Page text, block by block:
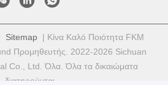
Sitemap| Κίνα Καλό Ποιότητα FKM
Προμηθευτής. 2022-2026 Sichuan
Co., Ltd. Όλα. Όλα τα δικαιώματα
διατηρούνται.